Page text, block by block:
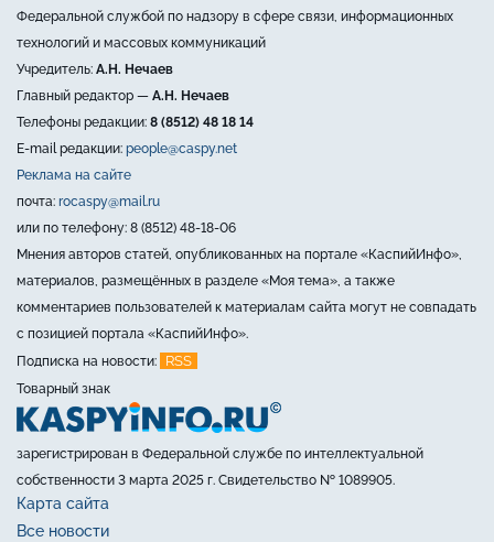
Федеральной службой по надзору в сфере связи, информационных
технологий и массовых коммуникаций
Учредитель: А.Н. Нечаев
Главный редактор — А.Н. Нечаев
Телефоны редакции: 8 (8512) 48 18 14
E-mail редакции: people@caspy.net
Реклама на сайте
почта: rocaspy@mail.ru
или по телефону: 8 (8512) 48-18-06
Мнения авторов статей, опубликованных на портале «КаспийИнфо»,
материалов, размещённых в разделе «Моя тема», а также
комментариев пользователей к материалам сайта могут не совпадать
с позицией портала «КаспийИнфо».
Подписка на новости:
RSS
Товарный знак
зарегистрирован в Федеральной службе по интеллектуальной
собственности 3 марта 2025 г. Свидетельство № 1089905.
Карта сайта
Все новости